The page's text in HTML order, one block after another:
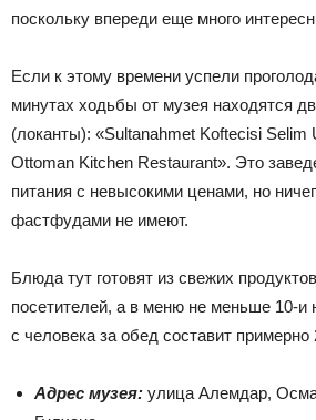
поскольку впереди еще много
Если к этому времени успели
минутах ходьбы от музея находятся
(локанты): «Sultanahmet Koftecisi Selim
Ottoman Kitchen Restaurant». Это
питания с невысокими ценами, но
фастфудами не имеют.
Блюда тут готовят из свежих
посетителей, а в меню не меньше 10-и
с человека за обед составит примерно
Адрес музея: улица Алемдар,